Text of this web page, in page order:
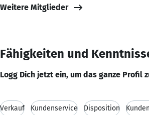
Weitere Mitglieder
Fähigkeiten und
Logg Dich jetzt ein, um das ganze Profil
Verkauf Kundenservice Disposition